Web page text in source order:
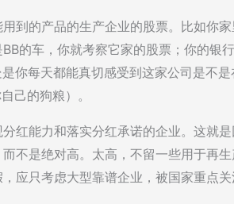
到的产品的生产企业的股票。比如你
的车，你就考察它家的股票；你的银
你每天都能真切感受到这家公司是不
己的狗粮）。
红能力和落实分红承诺的企业。这就
不是绝对高。太高，不留一些用于再
应只考虑大型靠谱企业，被国家重点关